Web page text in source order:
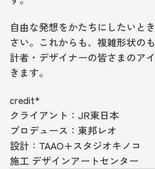
自由な発想をかたちにしたいと
さい。これからも、複雑形状の
計者・デザイナーの皆さまのア
きます。
credit*
クライアント：JR東日本
プロデュース：東邦レオ
設計：TAAO+スタジオキノコ
施工 デザインアートセンター